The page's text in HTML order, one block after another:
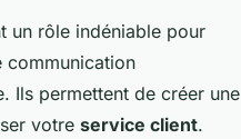
un rôle indéniable pour
communication
Ils permettent de créer une
votre service client.